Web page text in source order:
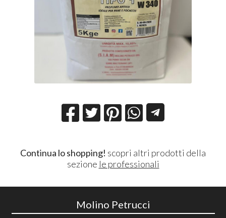
Continua lo shopping! scopri altri prodotti della
sezione le professionali
Molino Petrucci